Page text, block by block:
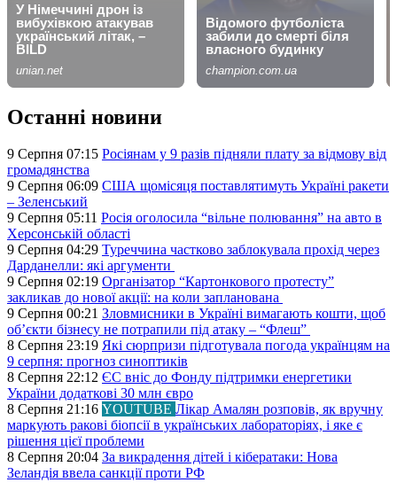
Останні новини
9 Серпня 07:15 Росіянам у 9 разів підняли плату за відмову від
громадянства
9 Серпня 06:09 США щомісяця поставлятимуть Україні ракети
– Зеленський
9 Серпня 05:11 Росія оголосила “вільне полювання” на авто в
Херсонській області
9 Серпня 04:29 Туреччина частково заблокувала прохід через
Дарданелли: які аргументи
9 Серпня 02:19 Організатор “Картонкового протесту”
закликав до нової акції: на коли запланована
9 Серпня 00:21 Зловмисники в Україні вимагають кошти, щоб
об’єкти бізнесу не потрапили під атаку – “Флеш”
8 Серпня 23:19 Які сюрпризи підготувала погода українцям на
9 серпня: прогноз синоптиків
8 Серпня 22:12 ЄС вніс до Фонду підтримки енергетики
України додаткові 30 млн євро
8 Серпня 21:16 YOUTUBE Лікар Амалян розповів, як вручну
маркують ракові біопсії в українських лабораторіях, і яке є
рішення цієї проблеми
8 Серпня 20:04 За викрадення дітей і кібератаки: Нова
Зеландія ввела санкції проти РФ